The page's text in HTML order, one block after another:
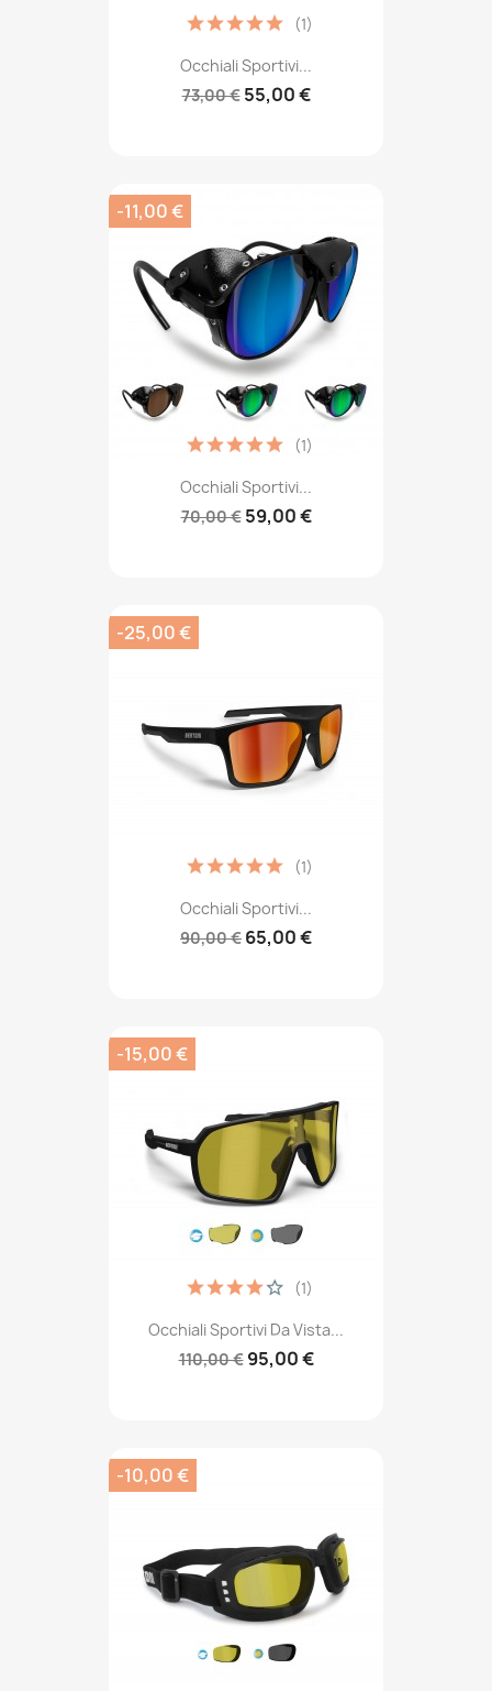
Occhiali Sportivi...
73,00 € 55,00 €
(1)
Occhiali Sportivi...
70,00 € 59,00 €
(1)
-11,00 €
Occhiali Sportivi...
90,00 € 65,00 €
(1)
-25,00 €
Occhiali Sportivi Da Vista...
110,00 € 95,00 €
(1)
-15,00 €
-10,00 €